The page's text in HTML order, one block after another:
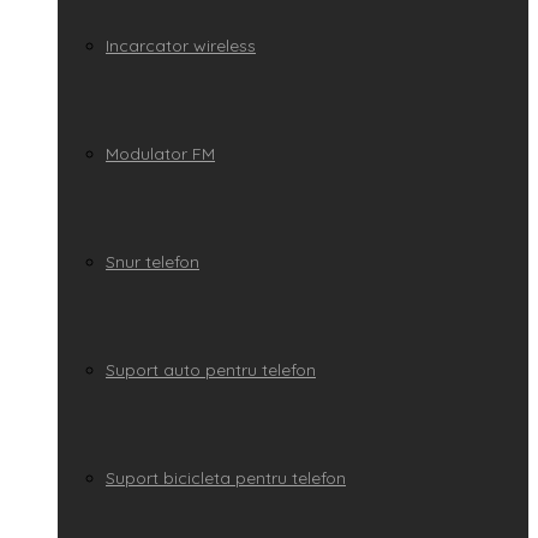
Incarcator wireless
Modulator FM
Snur telefon
Suport auto pentru telefon
Suport bicicleta pentru telefon